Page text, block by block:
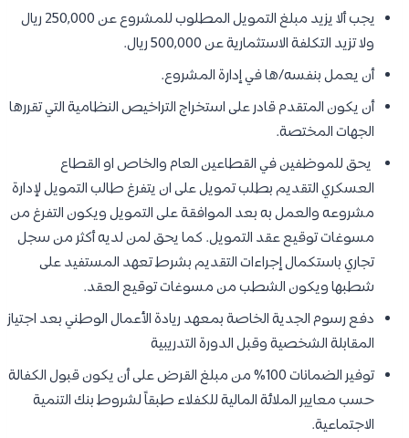
يجب ألا يزيد مبلغ التمويل المطلوب للمشروع عن 250,000 ريال
ولا تزيد التكلفة الاستثمارية عن 500,000 ريال.
أن يعمل بنفسه/ها في إدارة المشروع.
أن يكون المتقدم قادر على استخراج التراخيص النظامية التي تقررها
الجهات المختصة.
يحق للموظفين في القطاعين العام والخاص او القطاع
العسكري التقديم بطلب تمويل على ان يتفرغ طالب التمويل لإدارة
مشروعه والعمل به بعد الموافقة على التمويل ويكون التفرغ من
مسوغات توقيع عقد التمويل. كما يحق لمن لديه أكثر من سجل
تجاري باستكمال إجراءات التقديم بشرط تعهد المستفيد على
شطبها ويكون الشطب من مسوغات توقيع العقد.
دفع رسوم الجدية الخاصة بمعهد ريادة الأعمال الوطني بعد اجتياز
المقابلة الشخصية وقبل الدورة التدريبية
توفير الضمانات 100% من مبلغ القرض على أن يكون قبول الكفالة
حسب معايير الملائة المالية للكفلاء طبقاً لشروط بنك التنمية
الاجتماعية.